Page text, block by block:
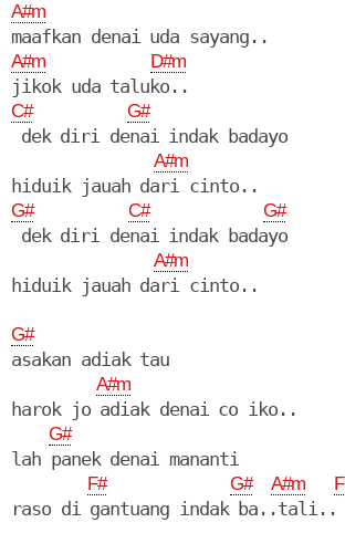
A#m
A#m D#m
C# G#
dek diri denai indak badayo
A#m
G# C# G#
dek diri denai indak badayo
A#m
hiduik jauah dari cinto..
G#
asakan adiak tau
A#m
harok jo adiak denai co iko..
G#
lah panek denai mananti
F# G# A#m F
raso di gantuang indak ba..tali..